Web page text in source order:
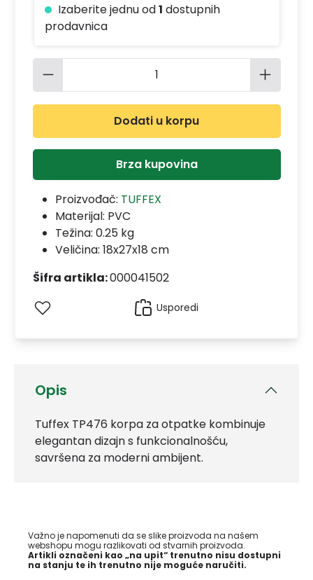
Opis
Tuffex TP476 korpa za otpatke kombinuje
elegantan dizajn s funkcionalnošću,
savršena za moderni ambijent.
Važno je napomenuti da se slike proizvoda na našem
webshopu mogu razlikovati od stvarnih proizvoda.
Artikli označeni kao „na upit“ trenutno nisu dostupni
na stanju te ih trenutno nije moguće naručiti.
Izaberite jednu od1 dostupnih
prodavnica
Količina proizvoda: Unesite
Dodati u korpu
Brza kupovina
Proizvođač: TUFFEX
Materijal: PVC
Težina: 0.25 kg
Veličina: 18x27x18 cm
Šifra artikla:000041502
Usporedi